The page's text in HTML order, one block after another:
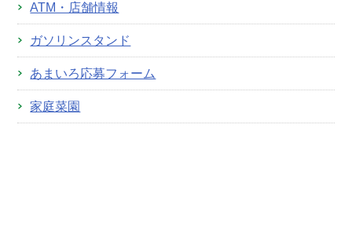
ATM・店舗情報
ガソリンスタンド
あまいろ応募フォーム
家庭菜園